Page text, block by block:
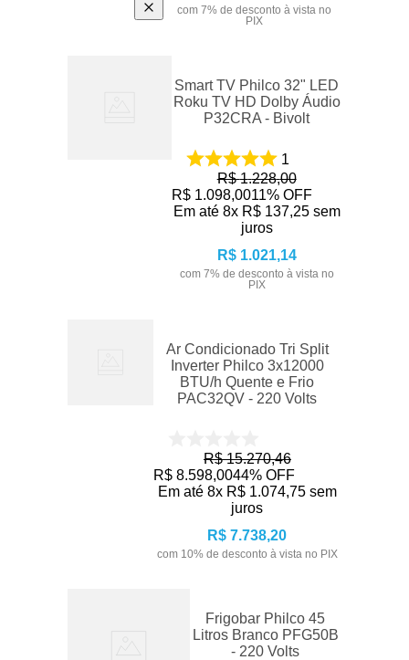
com7% de desconto à vista no
PIX
Smart TV Philco 32" LED
Roku TV HD Dolby Áudio
P32CRA - Bivolt
1
R$ 1.228,00
R$ 1.098,0011% OFF
Em até 8x R$ 137,25sem
juros
R$ 1.021,14
com 7% de desconto à vista no
PIX
Ar Condicionado Tri Split
Inverter Philco 3x12000
BTU/h Quente e Frio
PAC32QV - 220 Volts
R$ 15.270,46
R$ 8.598,0044%OFF
Em até 8x R$ 1.074,75sem
juros
R$ 7.738,20
com 10% de desconto à vista no PIX
Frigobar Philco 45
Litros Branco PFG50B
- 220 Volts